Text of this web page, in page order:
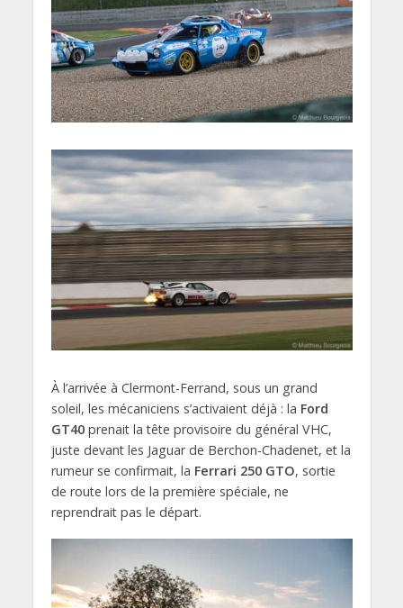
À l’arrivée à Clermont-Ferrand, sous un grand
soleil, les mécaniciens s’activaient déjà : la Ford
GT40prenait la tête provisoire du général VHC,
juste devant les Jaguar de Berchon-Chadenet, et la
rumeur se confirmait, la Ferrari 250 GTO, sortie
de route lors de la première spéciale, ne
reprendrait pas le départ.